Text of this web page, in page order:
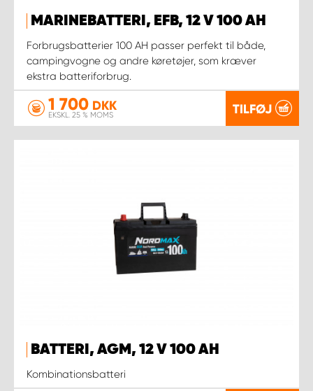
MARINEBATTERI, EFB, 12 V 100 AH
Forbrugsbatterier 100 AH passer perfekt til både,
campingvogne og andre køretøjer, som kræver
ekstra batteriforbrug.
1 700 DKK
EKSKL. 25 % MOMS TILFØJ
BATTERI, AGM, 12 V 100 AH
Kombinationsbatteri